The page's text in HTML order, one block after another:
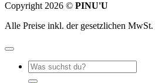
Copyright 2026 © PINU'U
Alle Preise inkl. der gesetzlichen MwSt.
Suche
nach: